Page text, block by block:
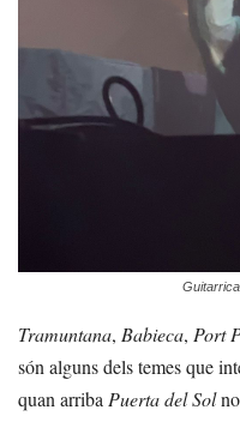
Tramuntana, Babieca, Port
són alguns dels temes que
quan arriba Puerta del Solno